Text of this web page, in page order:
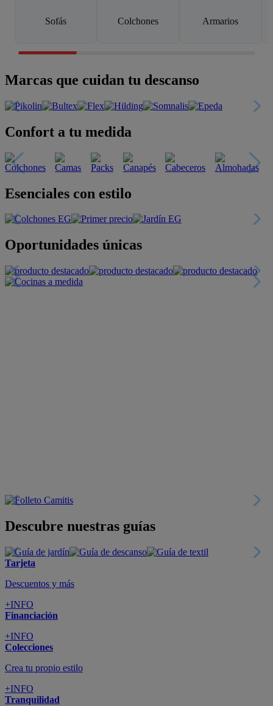
Sofás Colchones Armarios
Marcas que cuidan tu descanso
Confort a tu medida
Esenciales con estilo
Oportunidades únicas
Descubre nuestras guías
Tarjeta
Descuentos y más
+INFO
Financiación
+INFO
Colecciones
Crea tu propio estilo
+INFO
Tranquilidad